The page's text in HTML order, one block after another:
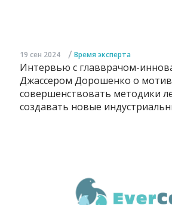
19 сен 2024 / Время эксперта
Интервью с главврачом-
Джассером Дорошенко о
совершенствовать методики
создавать новые